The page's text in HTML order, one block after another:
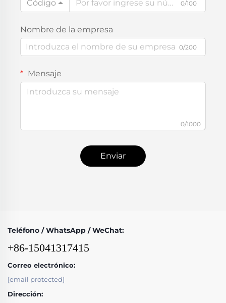
Código
0/100
Nombre de la empresa
0/200
Mensaje
0/1000
Enviar
Teléfono / WhatsApp / WeChat:
+86-15041317415
Correo electrónico:
[email protected]
Dirección: